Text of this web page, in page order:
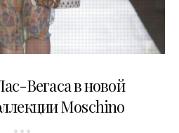
Вегаса в новой
Moschino